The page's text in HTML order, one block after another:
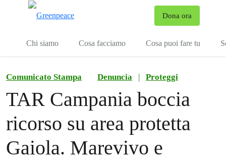
Dona ora
Chi siamo Cosa facciamo Cosa puoi fare tu
Comunicato Stampa Denuncia | Proteggi
TAR Campania boccia
ricorso su area protetta
Gaiola. Marevivo e